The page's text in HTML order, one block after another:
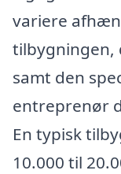
variere
tilbygningen,
samt den
entreprenør
En typisk
10.000 til